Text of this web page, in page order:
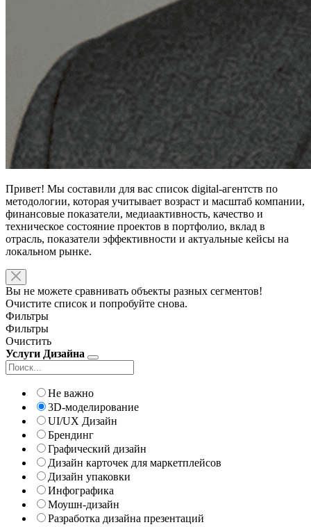
Привет! Мы составили для вас список digital-агентств по
методологии, которая учитывает возраст и масштаб компании,
финансовые показатели, медиаактивность, качество и
техническое состояние проектов в портфолио, вклад в
отрасль, показатели эффективности и актуальные кейсы на
локальном рынке.
Вы не можете сравнивать объекты разных сегментов!
Очистите список и попробуйте снова.
Фильтры
Фильтры
Очистить
Услуги Дизайна
Не важно
3D-моделирование
UI/UX Дизайн
Брендинг
Графический дизайн
Дизайн карточек для маркетплейсов
Дизайн упаковки
Инфографика
Моушн-дизайн
Разработка дизайна презентаций